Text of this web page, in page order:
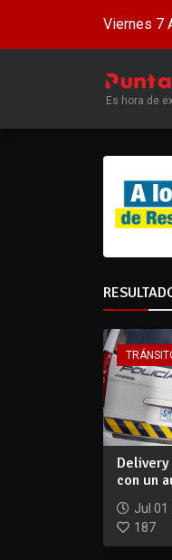
Viernes 7
Es hora de
con un
Jul 01
187